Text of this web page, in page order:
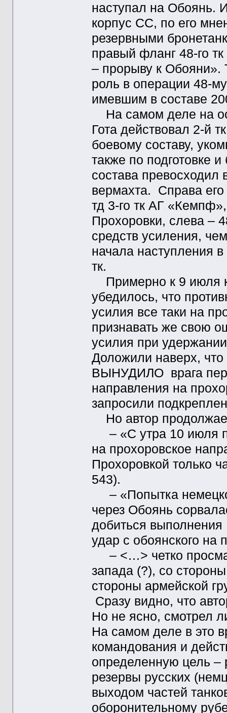
наступал на Обоянь.
корпус СС, по его
резервными
правый фланг 48-го
– прорыву к Обояни».
роль в операции 48-
имевшим в составе
На самом деле на
Гота действовал 2-й
боевому составу,
также по подготовке
состава превосходил
вермахта. Справа
тд 3-го тк АГ
Прохоровки, слева –
средств усиления,
начала наступления
тк.
Примерно к 9 июля
убедилось, что
усилия все таки на
признавать же свою
усилия при
Доложили наверх,
ВЫНУДИЛО врага
направления на
запросили
Но автор
– «С утра 10 июля
на прохоровское
Прохоровкой только
543).
– «Попытка
через Обоянь
добиться
удар с обоянского на
– <…> четко
запада (?), со
стороны армейской
Сразу видно, что
Но не ясно, смотрел
На самом деле в это
командования и
определенную цель –
резервы русских
выходом частей
оборонительному